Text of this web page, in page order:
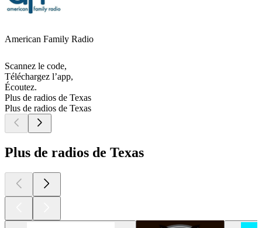
American Family Radio
Scannez le code,
Téléchargez l’app,
Écoutez.
Plus de radios de Texas
Plus de radios de Texas
Plus de radios de Texas